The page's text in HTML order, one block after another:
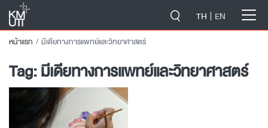
TH EN
หน้าแรก มีเดียทางการแพทย์และวิทยาศาสตร์
Tag:มีเดียทางการแพทย์และวิทยาศาสตร์